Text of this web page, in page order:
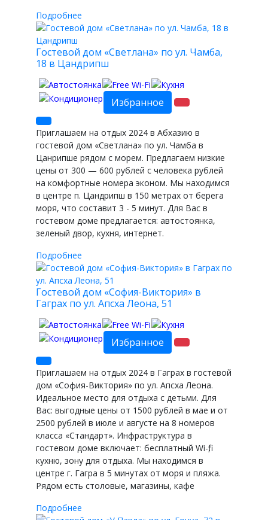
Подробнее
Гостевой дом «Светлана» по ул. Чамба,
18 в Цандрипш
Избранное
Приглашаем на отдых 2024 в Абхазию в
гостевой дом «Светлана» по ул. Чамба в
Цанрипше рядом с морем. Предлагаем низкие
цены от 300 — 600 рублей с человека рублей
на комфортные номера эконом. Мы находимся
в центре п. Цандрипш в 150 метрах от берега
моря, что составит 3 - 5 минут. Для Вас в
гостевом доме предлагается: автостоянка,
зеленый двор, кухня, интернет.
Подробнее
Гостевой дом «София-Виктория» в
Гаграх по ул. Апсха Леона, 51
Избранное
Приглашаем на отдых 2024 в Гаграх в гостевой
дом «София-Виктория» по ул. Апсха Леона.
Идеальное место для отдыха с детьми. Для
Вас: выгодные цены от 1500 рублей в мае и от
2500 рублей в июле и августе на 8 номеров
класса «Стандарт». Инфраструктура в
гостевом доме включает: бесплатный Wi-fi,
кухню, зону для отдыха. Мы находимся в
центре г. Гагра в 5 минутах от моря и пляжа.
Рядом есть столовые, магазины, кафе
Подробнее